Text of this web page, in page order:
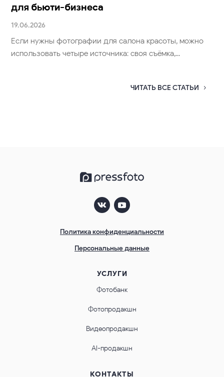
для бьюти-бизнеса
19.06.2026
Если нужны фотографии для салона красоты, можно
использовать четыре источника: своя съёмка,...
ЧИТАТЬ ВСЕ СТАТЬИ
Политика конфиденциальности
Персональные данные
УСЛУГИ
Фотобанк
Фотопродакшн
Видеопродакшн
AI-продакшн
КОНТАКТЫ